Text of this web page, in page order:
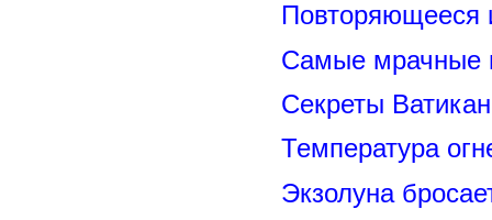
Повторяющееся
Самые мрачные
Секреты
Температура
Экзолуна